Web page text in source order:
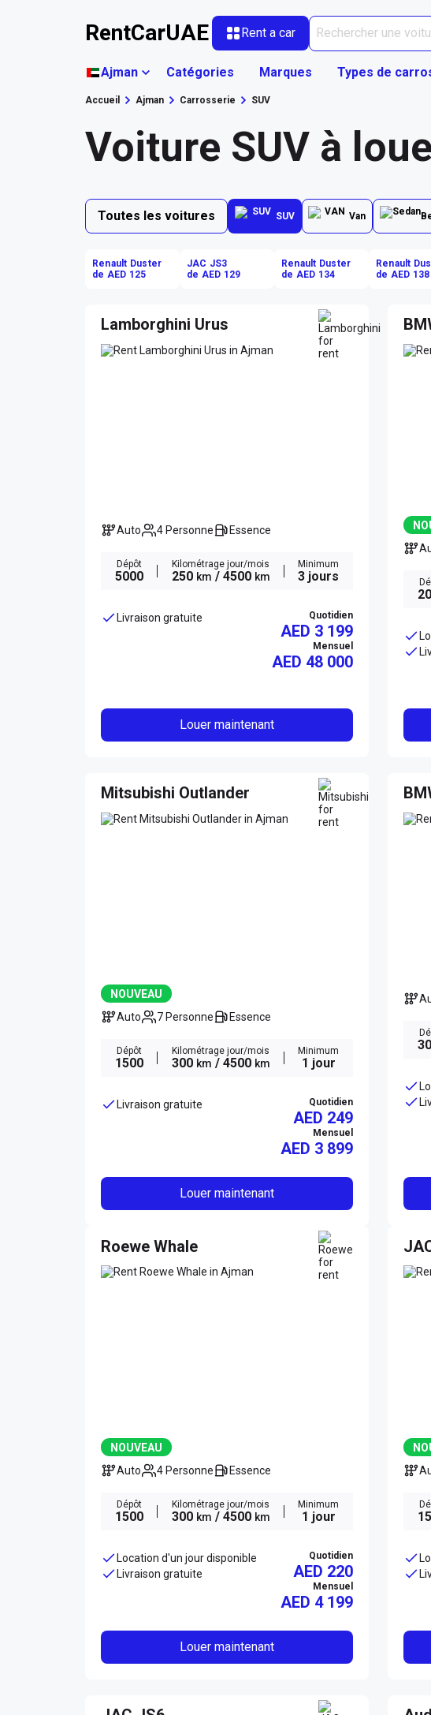
RentCarUAE Rent a car
Ajman Catégories Marques Types de
Accueil Ajman Carrosserie SUV
Voiture SUV à
Toutes les voitures SUV Van
Renault Duster
de AED 125
JAC JS3
de AED 129
Renault Duster
de AED 134
Renault
de AED 138
Lamborghini Urus
Auto 4 Personne Essence
Dépôt
5000
Kilométrage jour/mois
250 km / 4500 km
Minimum
3 jours
Livraison gratuite Quotidien
AED 3 199
Mensuel
AED 48 000
Louer maintenant
Mitsubishi Outlander
NOUVEAU
Auto
7 Personne Essence
Dépôt
1500
Kilométrage jour/mois
300 km / 4500 km
Minimum
1 jour
Livraison gratuite Quotidien
AED 249
Mensuel
AED 3 899
Louer maintenant
Roewe Whale
NOUVEAU
Auto
4 Personne Essence
Dépôt
1500
Kilométrage jour/mois
300 km / 4500 km
Minimum
1 jour
Location d'un jour disponible
Livraison gratuite
Quotidien
AED 220
Mensuel
AED 4 199
Louer maintenant